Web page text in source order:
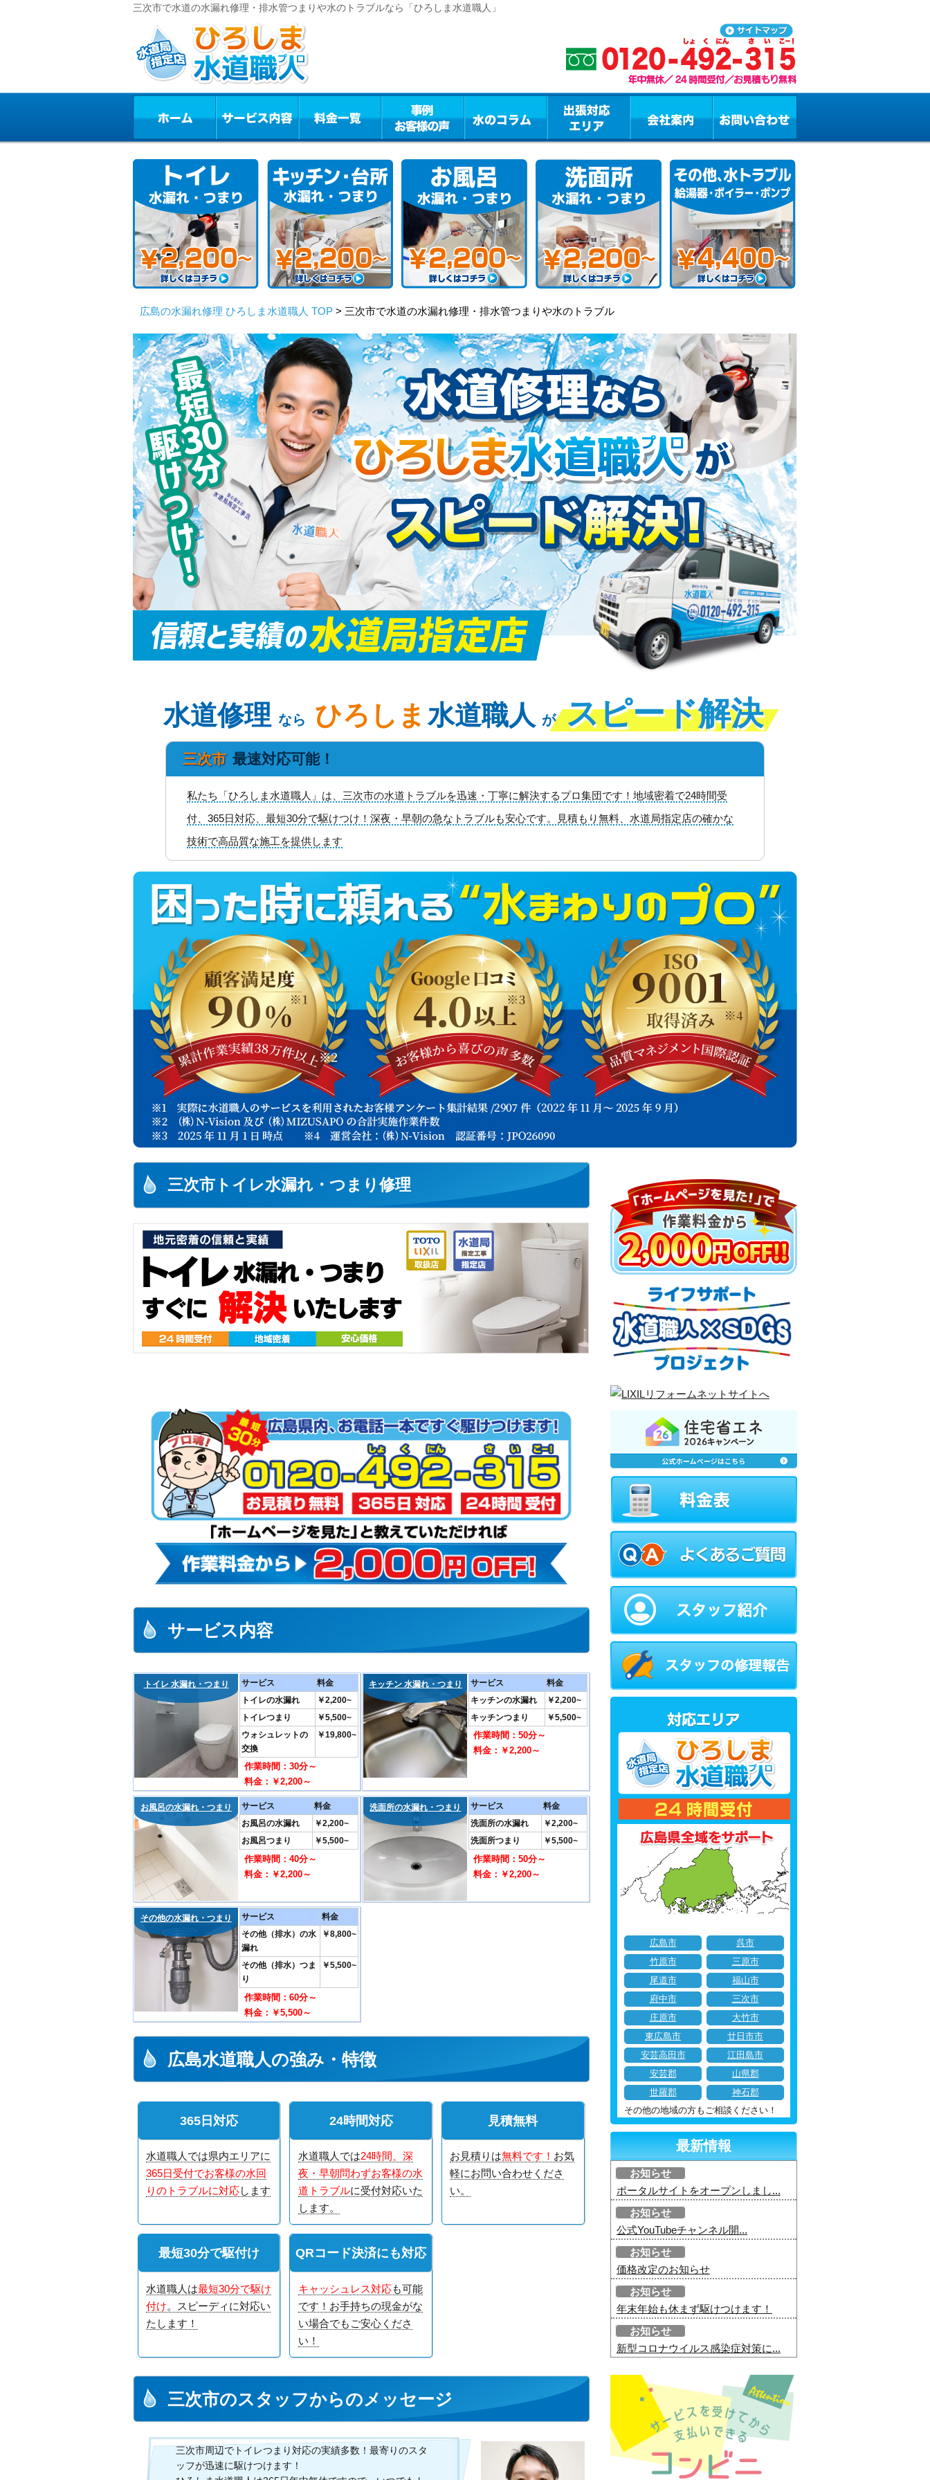
三次市で水道の水漏れ修理・排水管つまりや水のトラブルなら「ひろしま水道職人」
広島の水漏れ修理 ひろしま水道職人 TOP > 三次市で水道の水漏れ修理・排水管つまりや水のトラブル
水道修理 なら ひろしま 水道職人 が スピード解決
三次市 最速対応可能！
私たち「ひろしま水道職人」は、三次市の水道トラブルを迅速・丁寧に解決するプロ集団です！地域密着で24時間受
付、365日対応、最短30分で駆けつけ！深夜・早朝の急なトラブルも安心です。見積もり無料、水道局指定店の確かな
技術で高品質な施工を提供します
三次市トイレ水漏れ・つまり修理
サービス内容
トイレ 水漏れ・つまり サービス
料金
トイレの水漏れ
￥2,200~
トイレつまり
￥5,500~
ウォシュレットの
交換
￥19,800~
作業時間：30分～
料金：￥2,200～
キッチン 水漏れ・つまり サービス
料金
キッチンの水漏れ
￥2,200~
キッチンつまり
￥5,500~
作業時間：50分～
料金：￥2,200～
お風呂の水漏れ・つまり サービス
料金
お風呂の水漏れ
￥2,200~
お風呂つまり
￥5,500~
作業時間：40分～
料金：￥2,200～
洗面所の水漏れ・つまり サービス
料金
洗面所の水漏れ
￥2,200~
洗面所つまり
￥5,500~
作業時間：50分～
料金：￥2,200～
その他の水漏れ・つまり サービス
料金
その他（排水）の水
漏れ
￥8,800~
その他（排水）つま
り
￥5,500~
作業時間：60分～
料金：￥5,500～
広島水道職人の強み・特徴
365日対応
水道職人では県内エリアに
365日受付でお客様の水回
りのトラブルに対応します
24時間対応
水道職人では24時間、深
夜・早朝問わずお客様の水
道トラブルに受付対応いた
します。
見積無料
お見積りは無料です！ お気
軽にお問い合わせくださ
い。
最短30分で駆付け
水道職人は最短30分で駆け
付け。スピーディに対応い
たします！
QRコード決済にも対応
キャッシュレス対応も可能
です！お手持ちの現金がな
い場合でもご安心くださ
い！
三次市のスタッフからのメッセージ
三次市周辺でトイレつまり対応の実績多数！最寄りのスタ
ッフが迅速に駆けつけます！
広島市
呉市
竹原市
三原市
尾道市
福山市
府中市
三次市
庄原市
大竹市
東広島市
廿日市市
安芸高田市
江田島市
安芸郡
山県郡
世羅郡
神石郡
その他の地域の方もご相談ください！
最新情報
お知らせ
ポータルサイトをオープンしまし...
お知らせ
公式YouTubeチャンネル開...
お知らせ
価格改定のお知らせ
お知らせ
年末年始も休まず駆けつけます！
お知らせ
新型コロナウイルス感染症対策に...